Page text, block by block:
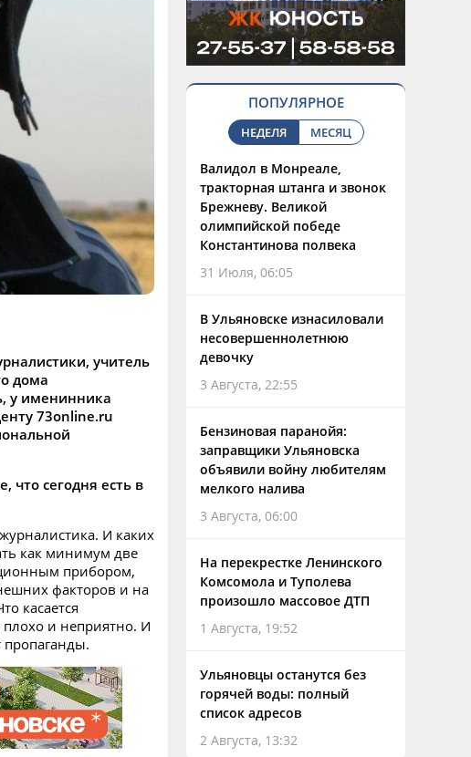
учитель
дома
у именинника
73online.ru
что сегодня есть в
И каких
как минимум две
прибором,
факторов и на
касается
и неприятно. И
пропаганды.
ПОПУЛЯРНОЕ
НЕДЕЛЯ МЕСЯЦ
Валидол в Монреале,
тракторная штанга и звонок
Брежневу. Великой
олимпийской победе
Константинова полвека
31 Июля, 06:05
В Ульяновске изнасиловали
несовершеннолетнюю
девочку
3 Августа, 22:55
Бензиновая паранойя:
заправщики Ульяновска
объявили войну любителям
мелкого налива
3 Августа, 06:00
На перекрестке Ленинского
Комсомола и Туполева
произошло массовое ДТП
1 Августа, 19:52
Ульяновцы останутся без
горячей воды: полный
список адресов
2 Августа, 13:32